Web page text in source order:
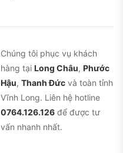
Chúng tôi phục vụ khách
hàng tại Long Châu, Phước
Hậu, Thanh Đức và toàn tỉnh
Vĩnh Long. Liên hệ hotline
0764.126.126 để được tư
vấn nhanh nhất.